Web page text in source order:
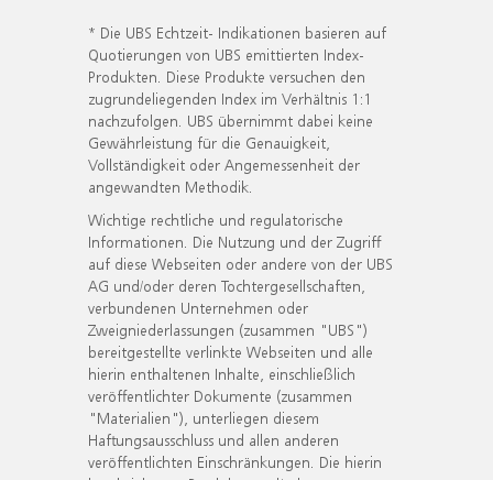
* Die UBS Echtzeit- Indikationen basieren auf
Quotierungen von UBS emittierten Index-
Produkten. Diese Produkte versuchen den
zugrundeliegenden Index im Verhältnis 1:1
nachzufolgen. UBS übernimmt dabei keine
Gewährleistung für die Genauigkeit,
Vollständigkeit oder Angemessenheit der
angewandten Methodik.
Wichtige rechtliche und regulatorische
Informationen. Die Nutzung und der Zugriff
auf diese Webseiten oder andere von der UBS
AG und/oder deren Tochtergesellschaften,
verbundenen Unternehmen oder
Zweigniederlassungen (zusammen "UBS")
bereitgestellte verlinkte Webseiten und alle
hierin enthaltenen Inhalte, einschließlich
veröffentlichter Dokumente (zusammen
"Materialien"), unterliegen diesem
Haftungsausschluss und allen anderen
veröffentlichten Einschränkungen. Die hierin